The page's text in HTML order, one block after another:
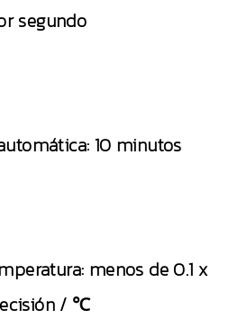
segundo
10 minutos
menos de 0.1 x
/ ℃